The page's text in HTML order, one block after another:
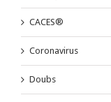
CACES®
Coronavirus
Doubs